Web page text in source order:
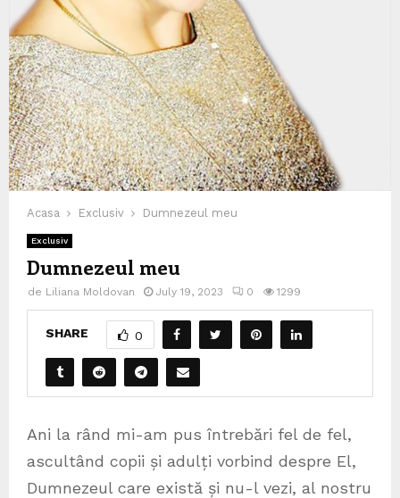
Acasa Exclusiv Dumnezeul meu
Exclusiv
Dumnezeul meu
de Liliana Moldovan July 19, 2023 0 1299
SHARE 0
Ani la rând mi-am pus întrebări fel de fel,
ascultând copii și adulți vorbind despre El,
Dumnezeul care există și nu-l vezi, al nostru